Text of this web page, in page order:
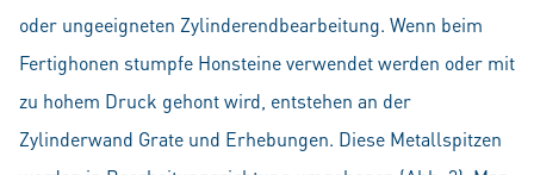
oder ungeeigneten Zylinderendbearbeitung. Wenn beim
Fertighonen stumpfe Honsteine verwendet werden oder mit
zu hohem Druck gehont wird, entstehen an der
Zylinderwand Grate und Erhebungen. Diese Metallspitzen